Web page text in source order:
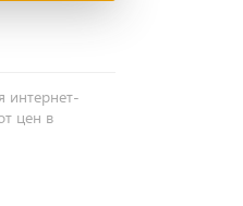
интернет-
цен в